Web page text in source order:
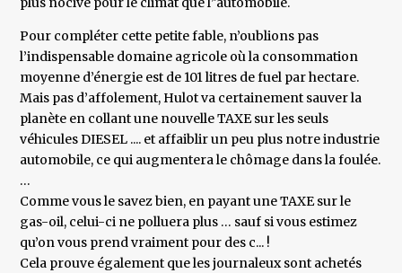
Pour compléter cette petite fable, n’oublions pas
l’indispensable domaine agricole où la consommation
moyenne d’énergie est de 101 litres de fuel par hectare.
Mais pas d’affolement, Hulot va certainement sauver la
planète en collant une nouvelle TAXE sur les seuls
véhicules DIESEL .... et affaiblir un peu plus notre industrie
automobile, ce qui augmentera le chômage dans la foulée.
…
Comme vous le savez bien, en payant une TAXE sur le
gas-oil, celui-ci ne polluera plus … sauf si vous estimez
qu’on vous prend vraiment pour des c... !
Cela prouve également que les journaleux sont achetés